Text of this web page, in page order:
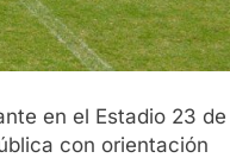
en el Estadio 23 de
con orientación